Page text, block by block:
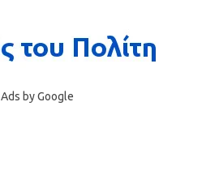
Ads by Google